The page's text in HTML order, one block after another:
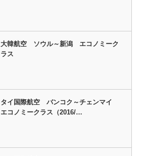
大韓航空 ソウル～新潟 エコノミーク
ラス
タイ国際航空 バンコク～チェンマイ
エコノミークラス（2016/…